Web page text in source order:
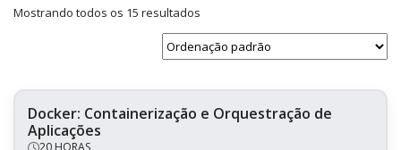
Mostrando todos os 15 resultados
Docker: Containerização e Orquestração de
Aplicações
20 HORAS